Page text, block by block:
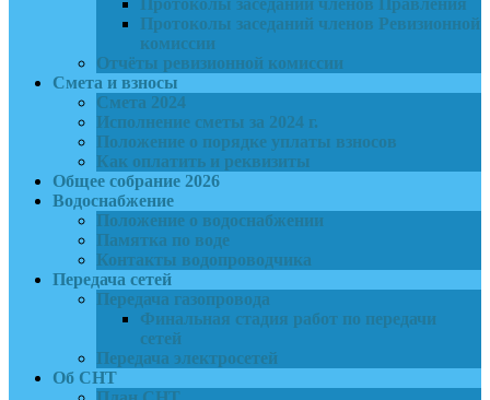
Протоколы заседаний членов Правления
Протоколы заседаний членов Ревизионной
комиссии
Отчёты ревизионной комиссии
Смета и взносы
Смета 2024
Исполнение сметы за 2024 г.
Положение о порядке уплаты взносов
Как оплатить и реквизиты
Общее собрание 2026
Водоснабжение
Положение о водоснабжении
Памятка по воде
Контакты водопроводчика
Передача сетей
Передача газопровода
Финальная стадия работ по передачи
сетей
Передача электросетей
Об СНТ